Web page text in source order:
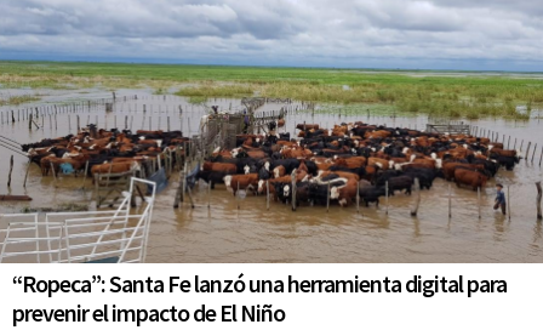
“Ropeca”: Santa Fe lanzó una herramienta digital para
prevenir el impacto de El Niño